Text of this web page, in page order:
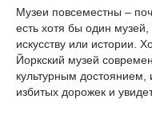
Музеи повсеместны –
есть хотя бы один
искусству или истории.
Йоркский музей
культурным достоянием,
избитых дорожек и